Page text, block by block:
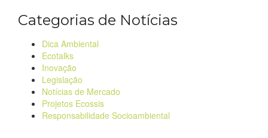
Categorias de Notícias
Dica Ambiental
Ecotalks
Inovação
Legislação
Notícias de Mercado
Projetos Ecossis
Responsabilidade Socioambiental